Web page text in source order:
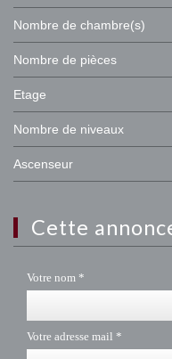
Nombre de chambre(s)
Nombre de pièces
Etage
Nombre de niveaux
Ascenseur
cette
Votre nom *
Votre adresse mail *